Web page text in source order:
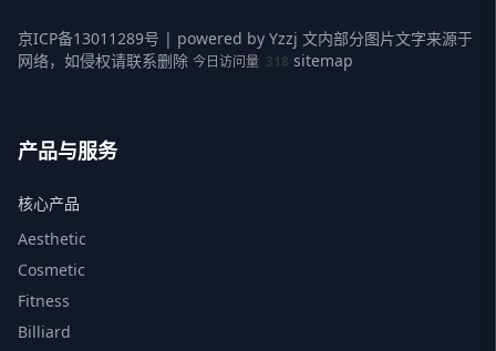
京ICP备13011289号 | powered by Yzzj 文内部分图片文字来源于
网络，如侵权请联系删除 今日访问量 318 sitemap
产品与服务
核心产品
Aesthetic
Cosmetic
Fitness
Billiard